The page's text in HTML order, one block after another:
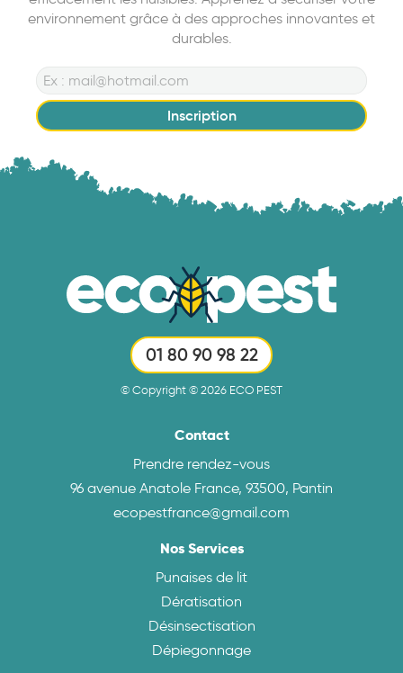
environnement grâce à des approches innovantes et
durables.
Inscription
01 80 90 98 22
© Copyright © 2026 ECO PEST
Contact
Prendre rendez-vous
96 avenue Anatole France, 93500, Pantin
ecopestfrance@gmail.com
Nos Services
Punaises de lit
Dératisation
Désinsectisation
Dépiegonnage